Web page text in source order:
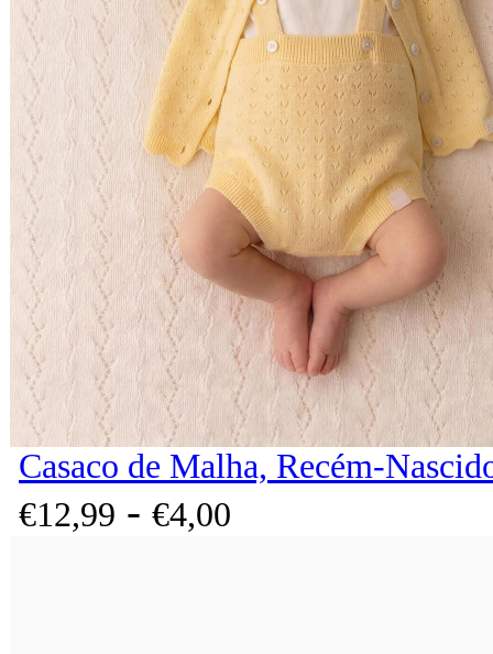
Casaco de Malha, Recém-
€12,99 - €4,00